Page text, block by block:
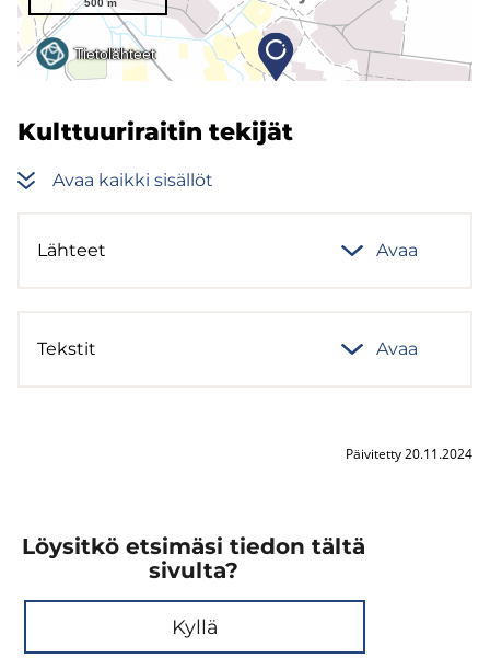
Kult­tuu­ri­rai­tin te­ki­jät
Avaa kaik­ki si­säl­löt
Läh­teet Avaa
Teks­tit Avaa
Päivitetty 20.11.2024
Löysitkö etsimäsi tiedon tältä
sivulta?
Kyllä